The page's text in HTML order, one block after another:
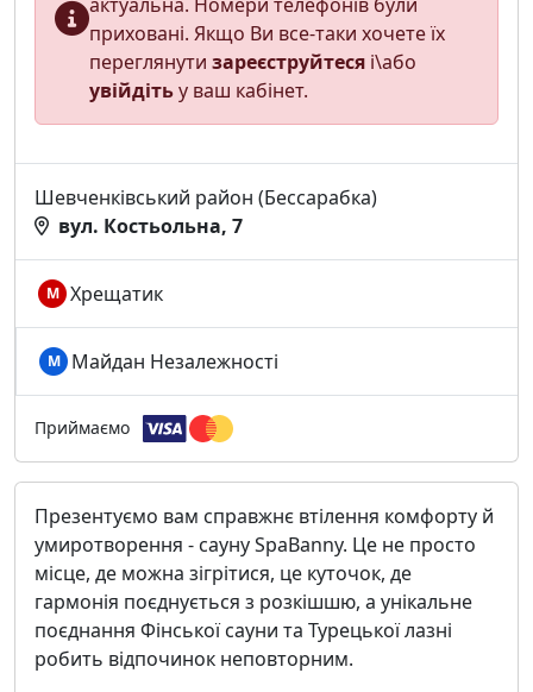
приховані. Якщо Ви все-таки хочете їх
переглянути зареєструйтеся і\або
увійдітьу ваш кабінет.
Шевченківський район (Бессарабка)
вул. Костьольна, 7
М Хрещатик
М Майдан Незалежності
Приймаємо
Презентуємо вам справжнє втілення комфорту й
умиротворення - сауну SpaBanny. Це не просто
місце, де можна зігрітися, це куточок, де
гармонія поєднується з розкішшю, а унікальне
поєднання Фінської сауни та Турецької лазні
робить відпочинок неповторним.